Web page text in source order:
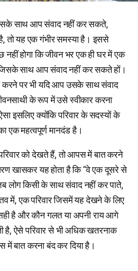
साथ आप संवाद नहीं कर सकते,
तो यह एक गंभीर समस्या है। इससे
होगा कि जीवन भर एक ही घर में एक
साथ आप संवाद नहीं कर सकते हों।
करने पर भी यदि आप उसके साथ संवाद
के रूप में उसे स्वीकार करना
इसलिए क्योंकि परिवार के सदस्यों के
एक महत्वपूर्ण मानदंड है।
को देखते हैं, तो आपस में बात करने
खासकर यह होता है कि “वे एक दूसरे से
लोग किसी के साथ संवाद नहीं कर पाते,
में, एक परिवार जिसमें यह देखने के लिए
है और कौन गलत या अपनी राय आगे
है, ऐसे परिवार से भी अधिक खतरनाक
में बात करना बंद कर दिया है।